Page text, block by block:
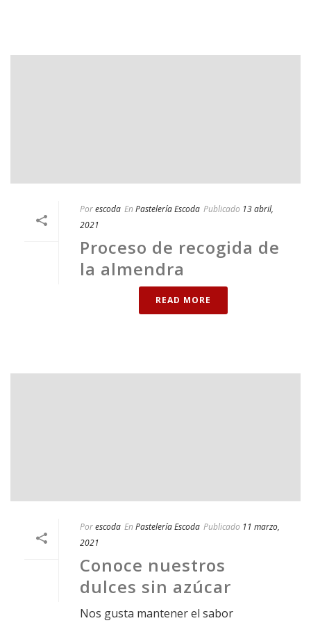
Porescoda En Pastelería Escoda Publicado 13 abril,
2021
Proceso de recogida de
la almendra
READ MORE
Porescoda En Pastelería Escoda Publicado 11 marzo,
2021
Conoce nuestros
dulces sin azúcar
Nos gusta mantener el sabor